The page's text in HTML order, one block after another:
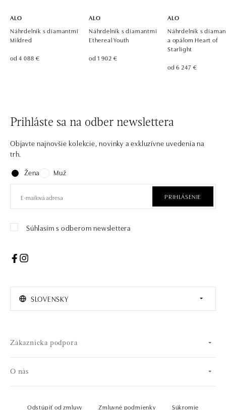
ALO
Náhrdelník s diamantmi
Mildred
od 4 088 €
ALO
Náhrdelník s diamantmi
Ethereal Youth
od 1 902 €
ALO
Náhrdelník s
a opálom Heart of
Starlight
od 6 247 €
Prihláste sa na odber newslettera
Objavte najnovšie kolekcie, novinky a exkluzívne uvedenia na
trh.
Žena
Muž
PRIHLÁSENIE
Súhlasím s odberom newslettera
SLOVENSKY
Zákaznícka podpora
O nás
Odstúpiť od zmluvy Zmluvné podmienky Súkromie